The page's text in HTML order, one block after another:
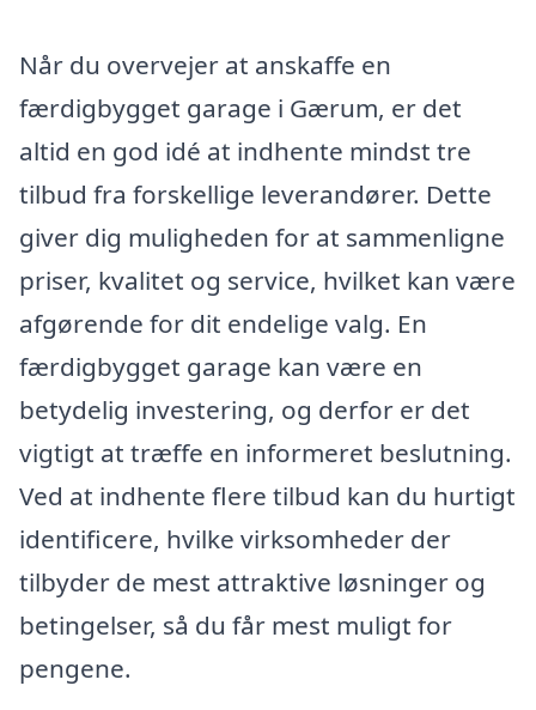
Når du overvejer at anskaffe en
færdigbygget garage i Gærum, er det
altid en god idé at indhente mindst tre
tilbud fra forskellige leverandører. Dette
giver dig muligheden for at sammenligne
priser, kvalitet og service, hvilket kan være
afgørende for dit endelige valg. En
færdigbygget garage kan være en
betydelig investering, og derfor er det
vigtigt at træffe en informeret beslutning.
Ved at indhente flere tilbud kan du hurtigt
identificere, hvilke virksomheder der
tilbyder de mest attraktive løsninger og
betingelser, så du får mest muligt for
pengene.